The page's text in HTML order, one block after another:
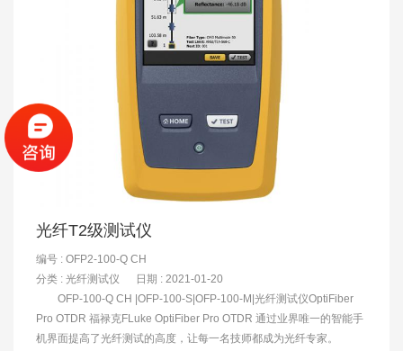
光纤T2级测试仪
编号 : OFP2-100-Q CH
分类 : 光纤测试仪 日期 : 2021-01-20
OFP-100-Q CH |OFP-100-S|OFP-100-M|光纤测试仪OptiFiber
Pro OTDR 福禄克FLuke OptiFiber Pro OTDR 通过业界唯一的智能手
机界面提高了光纤测试的高度，让每一名技师都成为光纤专家。